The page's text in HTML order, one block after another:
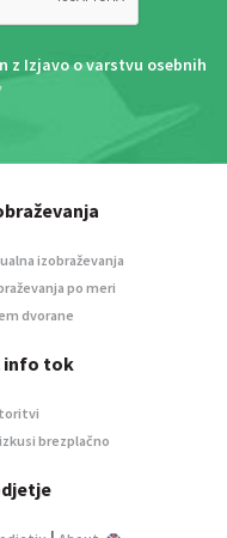
z Izjavo o varstvu osebnih
izobraževanja
po meri
dvorane
info tok
brezplačno